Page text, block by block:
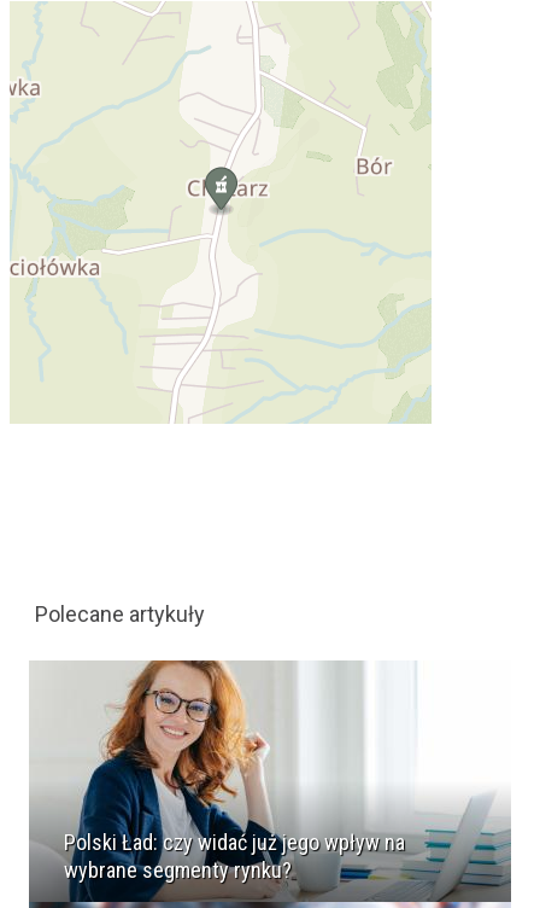
Polecane artykuły
Polski Ład: czy widać już jego wpływ na
wybrane segmenty rynku?